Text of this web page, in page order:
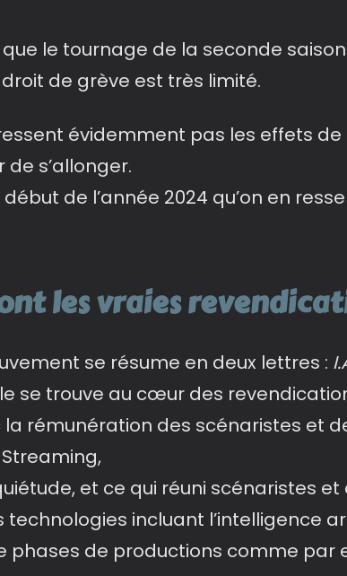
le tournage de la seconde
de grève est très limité.
ressent évidemment pas les effets
s’allonger.
début de l’année 2024 qu’on en
les vraies
se résume en deux lettres :
se trouve au cœur des
rémunération des scénaristes et
et ce qui réuni scénaristes
incluant l’intelligence
phases de productions comme par